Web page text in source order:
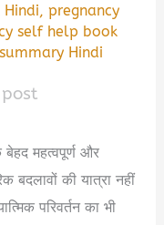
,pregnancy
self help book
Hindi
बेहद महत्वपूर्ण और
बदलावों की यात्रा नहीं
परिवर्तन का भी